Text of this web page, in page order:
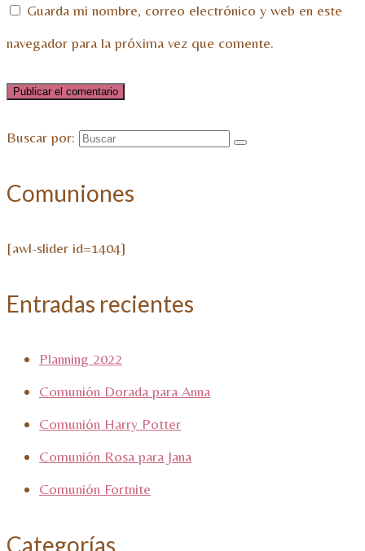
Guarda mi nombre, correo electrónico y web en este
navegador para la próxima vez que comente.
Buscar por:
Comuniones
[awl-slider id=1404]
Entradas recientes
Planning 2022
Comunión Dorada para Anna
Comunión Harry Potter
Comunión Rosa para Jana
Comunión Fortnite
Categorías